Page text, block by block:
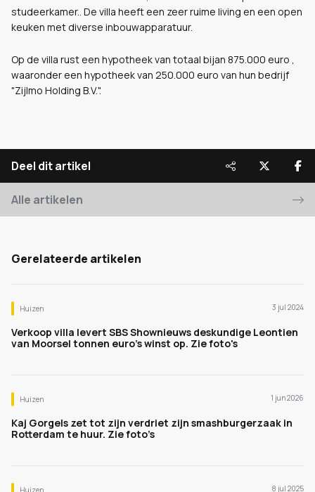
studeerkamer.. De villa heeft een zeer ruime living en een open
keuken met diverse inbouwapparatuur.
Op de villa rust een hypotheek van totaal bijan 875.000 euro ,
waaronder een hypotheek van 250.000 euro van hun bedrijf
"Zijlmo Holding B.V.".
Deel dit artikel
Alle artikelen
Gerelateerde artikelen
Huizen 3 jul 2024
Verkoop villa levert SBS Shownieuws deskundige Leontien
van Moorsel tonnen euro's winst op. Zie foto's
Huizen 1 jun 2026
Kaj Gorgels zet tot zijn verdriet zijn smashburgerzaak in
Rotterdam te huur. Zie foto’s
Huizen 8 jul 2025